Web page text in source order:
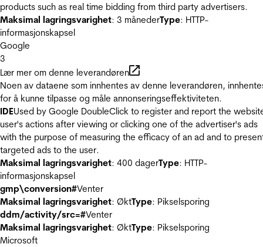
products such as real time bidding from third party advertisers.
Maksimal lagringsvarighet: 3 månederType: HTTP-
informasjonskapsel
Google
3
Lær mer om denne leverandøren
Noen av dataene som innhentes av denne leverandøren,
for å kunne tilpasse og måle annonseringseffektiviteten.
IDEUsed by Google DoubleClick to register and report the
user's actions after viewing or clicking one of the advertiser's ads
with the purpose of measuring the efficacy of an ad and to
targeted ads to the user.
Maksimal lagringsvarighet: 400 dagerType: HTTP-
informasjonskapsel
gmp\conversion#Venter
Maksimal lagringsvarighet: ØktType: Pikselsporing
ddm/activity/src=#Venter
Maksimal lagringsvarighet: ØktType: Pikselsporing
Microsoft